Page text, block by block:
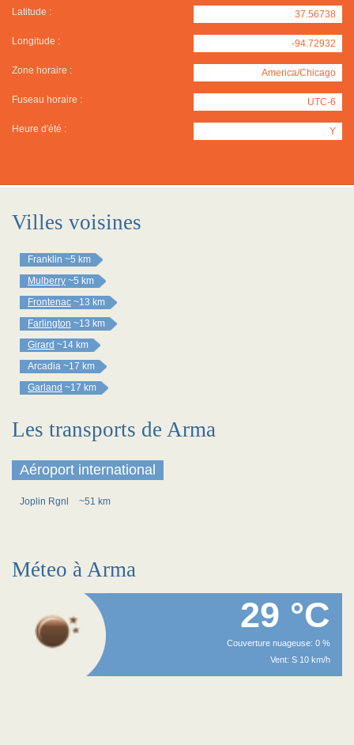
Latitude : 37.56738
Longitude : -94.72932
Zone horaire : America/Chicago
Fuseau horaire : UTC-6
Heure d'été : Y
Villes voisines
Franklin ~5 km
Mulberry ~5 km
Frontenac ~13 km
Farlington ~13 km
Girard ~14 km
Arcadia ~17 km
Garland ~17 km
Les transports de Arma
Aéroport international
Joplin Rgnl ~51 km
Méteo à Arma
29 °C
Couverture nuageuse: 0 %
Vent: S 10 km/h